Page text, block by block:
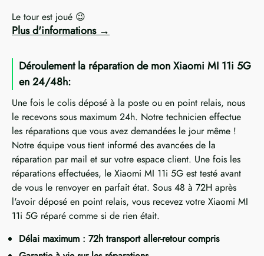
Le tour est joué 😉
Plus d'informations
Déroulement la réparation de mon Xiaomi MI 11i 5G
en 24/48h:
Une fois le colis déposé à la poste ou en point relais, nous
le recevons sous maximum 24h. Notre technicien effectue
les réparations que vous avez demandées le jour même !
Notre équipe vous tient informé des avancées de la
réparation par mail et sur votre espace client. Une fois les
réparations effectuées, le Xiaomi MI 11i 5G est testé avant
de vous le renvoyer en parfait état. Sous 48 à 72H après
l'avoir déposé en point relais, vous recevez votre Xiaomi MI
11i 5G réparé comme si de rien était.
Délai maximum : 72h transport aller-retour compris